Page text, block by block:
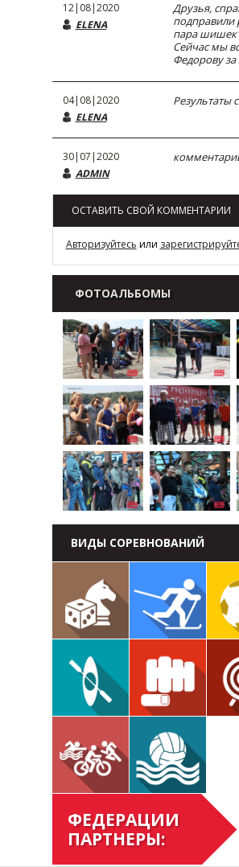
12|08|2020
ELENA
Друзья,
подправили
пара
Сейчас мы
Федорову
04|08|2020
ELENA
Результаты
30|07|2020
ADMIN
ОСТАВИТЬ СВОЙ КОММЕНТАРИИ
Авторизуйтесь или
ФОТОАЛЬБОМЫ
ВИДЫ СОРЕВНОВАНИЙ
ФЕДЕРАЦИИ
ПАРТНЕРЫ: